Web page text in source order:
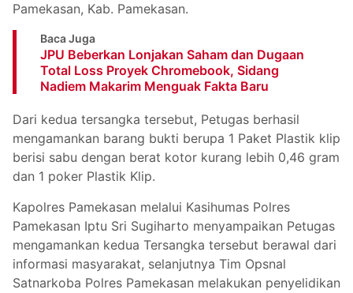
Pamekasan, Kab. Pamekasan.
Baca Juga
JPU Beberkan Lonjakan Saham dan Dugaan
Total Loss Proyek Chromebook, Sidang
Nadiem Makarim Menguak Fakta Baru
Dari kedua tersangka tersebut, Petugas berhasil
mengamankan barang bukti berupa 1 Paket Plastik klip
berisi sabu dengan berat kotor kurang lebih 0,46 gram
dan 1 poker Plastik Klip.
Kapolres Pamekasan melalui Kasihumas Polres
Pamekasan Iptu Sri Sugiharto menyampaikan Petugas
mengamankan kedua Tersangka tersebut berawal dari
informasi masyarakat, selanjutnya Tim Opsnal
Satnarkoba Polres Pamekasan melakukan penyelidikan